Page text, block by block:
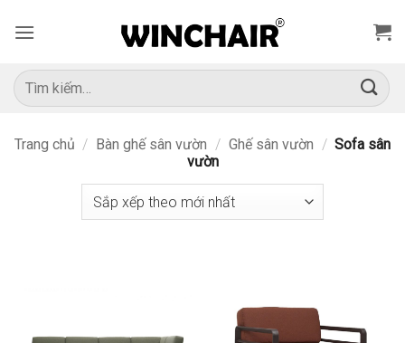
qua
dung
Tìm
kiếm:
Trang chủ / Bàn ghế sân vườn / Ghế sân vườn / Sofa sân
vườn